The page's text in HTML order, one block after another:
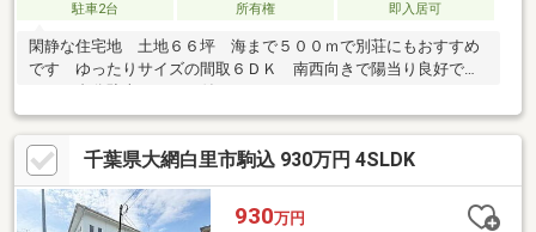
駐車2台
所有権 即入居可
閑静な住宅地 土地６６坪 海まで５００ｍで別荘にもおすすめ
です ゆったりサイズの間取６ＤＫ 南西向きで陽当り良好で
千葉県大網白里市駒込 930万円 4SLDK
930万円